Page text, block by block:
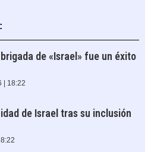
de «Israel» fue un éxito
| 18:22
de Israel tras su inclusión